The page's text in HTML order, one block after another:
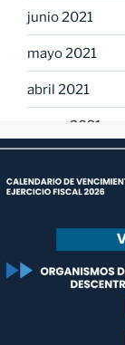
junio 2021
mayo 2021
abril 2021
marzo 2021
enero 2021
diciembre
noviembre